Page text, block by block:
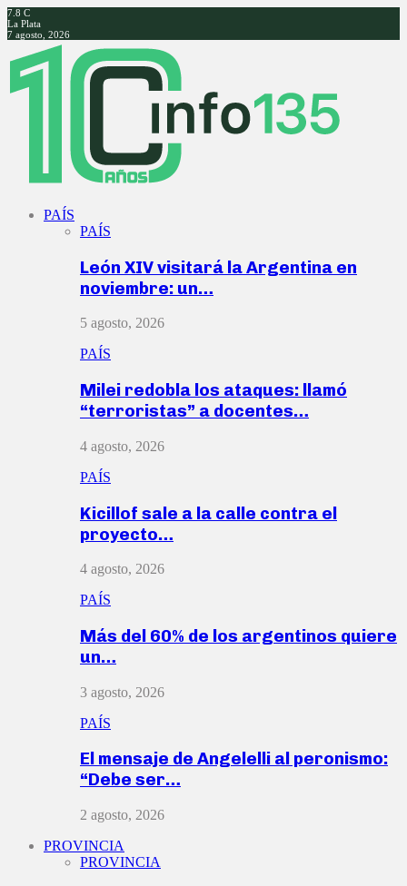
7.8 C
La Plata
7 agosto, 2026
Facebook
Twitter
Instagram
Youtube
PAÍS
PAÍS
León XIV visitará la Argentina en
noviembre: un…
5 agosto, 2026
PAÍS
Milei redobla los ataques: llamó
“terroristas” a docentes…
4 agosto, 2026
PAÍS
Kicillof sale a la calle contra el
proyecto…
4 agosto, 2026
PAÍS
Más del 60% de los argentinos quiere
un…
3 agosto, 2026
PAÍS
El mensaje de Angelelli al peronismo:
“Debe ser…
2 agosto, 2026
PROVINCIA
PROVINCIA